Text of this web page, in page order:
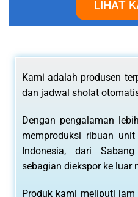
LIHAT
Kami adalah produsen
dan jadwal sholat
Dengan pengalaman
memproduksi ribuan
Indonesia, dari
sebagian diekspor ke luar
Produk kami meliputi